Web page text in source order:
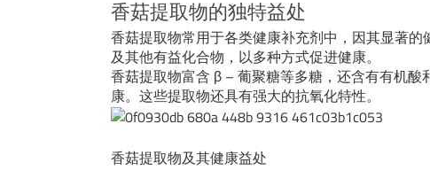
香菇提取物的独特益处
香菇提取物常用于各类健康补充剂中，因其显著
及其他有益化合物，以多种方式促进健康。
香菇提取物富含 β – 葡聚糖等多糖，还含有有机
康。这些提取物还具有强大的抗氧化特性。
香菇提取物及其健康益处